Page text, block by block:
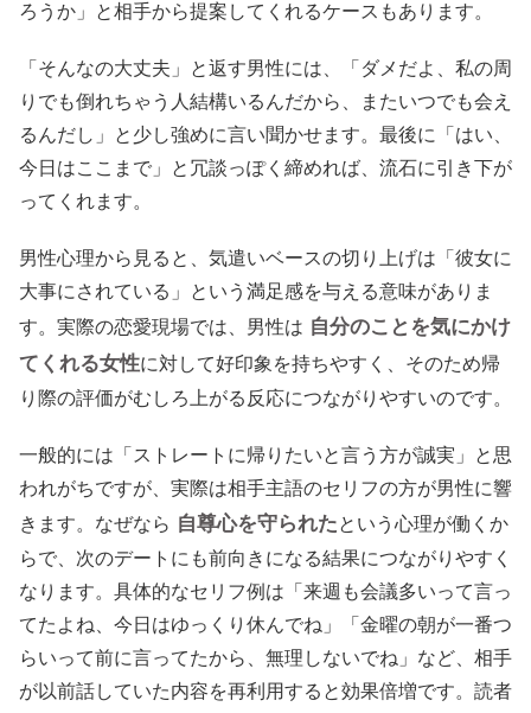
ろうか」と相手から提案してくれるケースもあります。
「そんなの大丈夫」と返す男性には、「ダメだよ、私の周
りでも倒れちゃう人結構いるんだから、またいつでも会え
るんだし」と少し強めに言い聞かせます。最後に「はい、
今日はここまで」と冗談っぽく締めれば、流石に引き下が
ってくれます。
男性心理から見ると、気遣いベースの切り上げは「彼女に
大事にされている」という満足感を与える意味がありま
す。実際の恋愛現場では、男性は 自分のことを気にかけ
てくれる女性に対して好印象を持ちやすく、そのため帰
り際の評価がむしろ上がる反応につながりやすいのです。
一般的には「ストレートに帰りたいと言う方が誠実」と思
われがちですが、実際は相手主語のセリフの方が男性に響
きます。なぜなら 自尊心を守られたという心理が働くか
らで、次のデートにも前向きになる結果につながりやすく
なります。具体的なセリフ例は「来週も会議多いって言っ
てたよね、今日はゆっくり休んでね」「金曜の朝が一番つ
らいって前に言ってたから、無理しないでね」など、相手
が以前話していた内容を再利用すると効果倍増です。読者